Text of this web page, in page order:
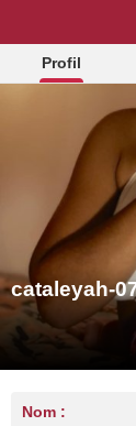
Profil
cataleyah-
Nom :